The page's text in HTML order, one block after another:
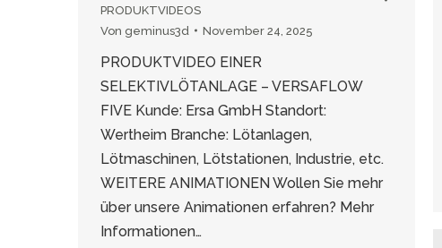
PRODUKTVIDEOS
Von geminus3d November 24, 2025
PRODUKTVIDEO EINER
SELEKTIVLÖTANLAGE – VERSAFLOW
FIVE Kunde: Ersa GmbH Standort:
Wertheim Branche: Lötanlagen,
Lötmaschinen, Lötstationen, Industrie, etc.
WEITERE ANIMATIONEN Wollen Sie mehr
über unsere Animationen erfahren? Mehr
Informationen…